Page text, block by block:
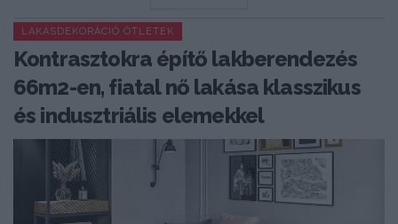
LAKÁSDEKORÁCIÓ ÖTLETEK
Kontrasztokra építő lakberendezés
66m2-en, fiatal nő lakása klasszikus
és indusztriális elemekkel